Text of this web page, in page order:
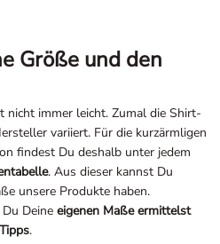
Größe und den
nicht immer leicht. Zumal die Shirt-
variiert. Für die kurzärmligen
findest Du deshalb unter jedem
. Aus dieser kannst Du
unsere Produkte haben.
Deine eigenen Maße ermittelst
.